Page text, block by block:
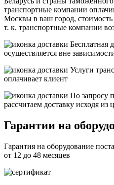
транспортные компании
Москвы в ваш город, стоимость
т. к. транспортные компании
Бесплатная
осуществляется вне
Услуги
оплачивает клиент
По запросу
рассчитаем доставку исходя из
Гарантии на
Гарантия на оборудование
от 12 до 48 месяцев